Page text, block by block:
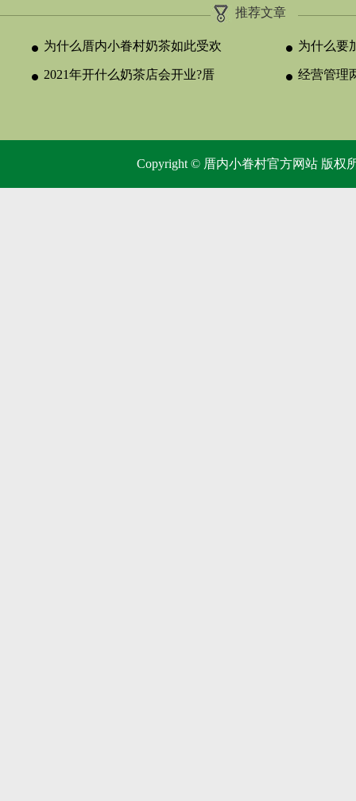
推荐文章
为什么厝内小眷村奶茶如此受欢
迎?
为什么要
赢利怎样
2021年开什么奶茶店会开业?厝 经营管理
Copyright © 厝内小眷村官方网站 版权